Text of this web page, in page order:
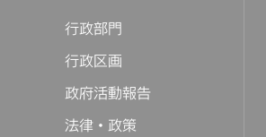
行政部門
行政区画
政府活動報告
法律・政策